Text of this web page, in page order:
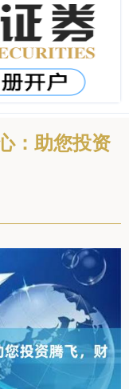
：助您投资